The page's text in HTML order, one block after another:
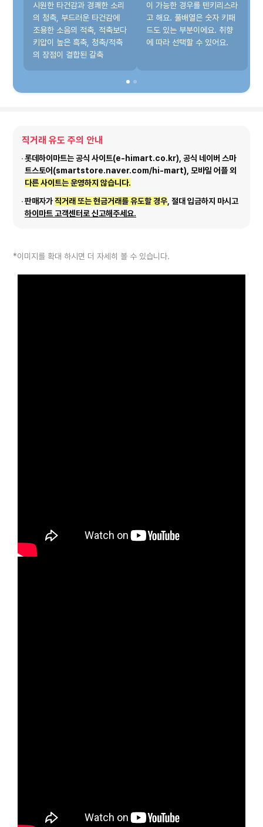
시원한 타건감과 경쾌한 소리
의 청축, 부드러운 타건감에
조용한 소음의 적축, 적축보다
키압이 높은 흑축, 청축/적축
의 장점이 결합된 갈축
이 가능한 경우를 텐키리스라
고 해요. 풀배열은 숫자 키패
드도 있는 부분이에요. 취향
에 따라 선택할 수 있어요.
직거래 유도 주의 안내
롯데하이마트는 공식 사이트(e-himart.co.kr), 공식 네이버 스마
트스토어(smartstore.naver.com/hi-mart), 모바일 어플 외
다른 사이트는 운영하지 않습니다.
판매자가직거래 또는 현금거래를 유도할 경우 , 절대 입금하지 마시고
하이마트 고객센터로 신고해주세요.
*이미지를 확대 하시면 더 자세히 볼 수 있습니다.